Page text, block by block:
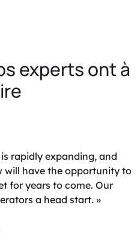
experts ont à
rapidly expanding, and
will have the opportunity to
for years to come. Our
a head start. »